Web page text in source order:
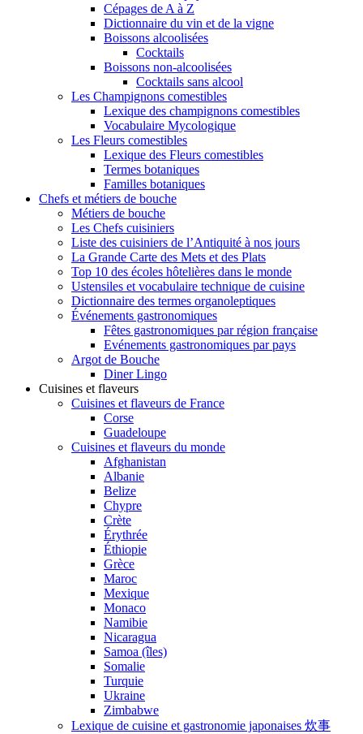
Cépages de A à Z
Dictionnaire du vin et de la vigne
Boissons alcoolisées
Cocktails
Boissons non-alcoolisées
Cocktails sans alcool
Les Champignons comestibles
Lexique des champignons comestibles
Vocabulaire Mycologique
Les Fleurs comestibles
Lexique des Fleurs comestibles
Termes botaniques
Familles botaniques
Chefs et métiers de bouche
Métiers de bouche
Les Chefs cuisiniers
Liste des cuisiniers de l’Antiquité à nos jours
La Grande Carte des Mets et des Plats
Top 10 des écoles hôtelières dans le monde
Ustensiles et vocabulaire technique de cuisine
Dictionnaire des termes organoleptiques
Événements gastronomiques
Fêtes gastronomiques par région française
Evénements gastronomiques par pays
Argot de Bouche
Diner Lingo
Cuisines et flaveurs
Cuisines et flaveurs de France
Corse
Guadeloupe
Cuisines et flaveurs du monde
Afghanistan
Albanie
Belize
Chypre
Crète
Érythrée
Éthiopie
Grèce
Maroc
Mexique
Monaco
Namibie
Nicaragua
Samoa (îles)
Somalie
Turquie
Ukraine
Zimbabwe
Lexique de cuisine et gastronomie japonaises 炊事